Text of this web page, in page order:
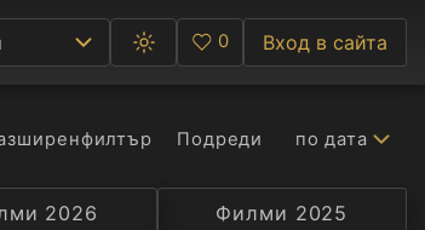
Превключване
между
светла
Любими
0 Вход в сайта
филтър Подреди по дата
Превод Актьор
2026 Филми 2025